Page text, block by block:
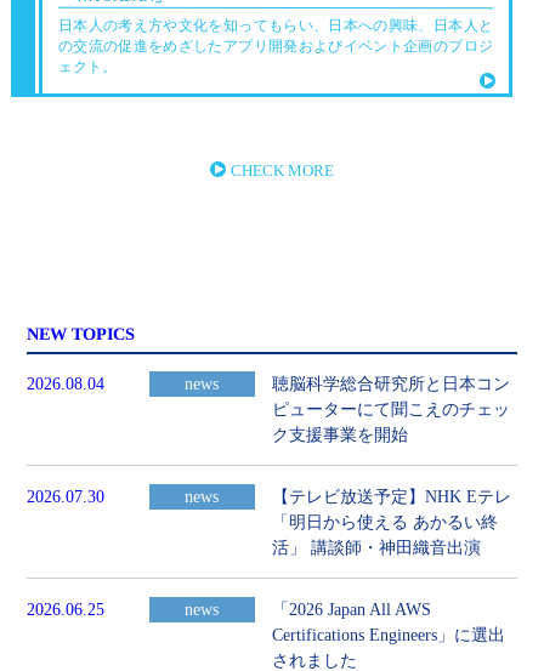
日本人の考え方や文化を知ってもらい、日本への興味、日本人と
の交流の促進をめざしたアプリ開発およびイベント企画のプロジ
ェクト。
CHECK MORE
NEW TOPICS
2026.08.04 news
聴脳科学総合研究所と日本コン
ピューターにて聞こえのチェッ
ク支援事業を開始
2026.07.30 news
【テレビ放送予定】NHK Eテレ
「明日から使える あかるい終
活」 講談師・神田織音出演
2026.06.25 news
「2026 Japan All AWS
Certifications Engineers」に選出
されました